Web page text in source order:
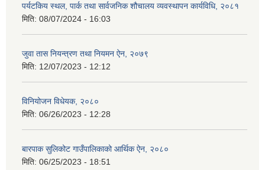
पर्यटकिय स्थल, पार्क तथा सार्वजनिक शौचालय व्यवस्थापन कार्यविधि, २०८१
मिति: 08/07/2024 - 16:03
जुवा तास नियन्त्रण तथा नियमन ऐन, २०७९
मिति: 12/07/2023 - 12:12
विनियोजन विधेयक, २०८०
मिति: 06/26/2023 - 12:28
बारपाक सुलिकोट गाउँपालिकाको आर्थिक ऐन, २०८०
मिति: 06/25/2023 - 18:51